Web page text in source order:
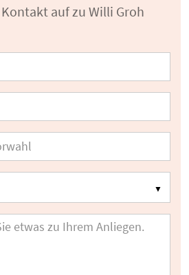
auf zu Willi Groh